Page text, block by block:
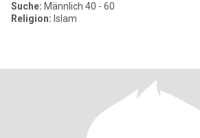
Suche: Männlich 40 - 60
Religion: Islam